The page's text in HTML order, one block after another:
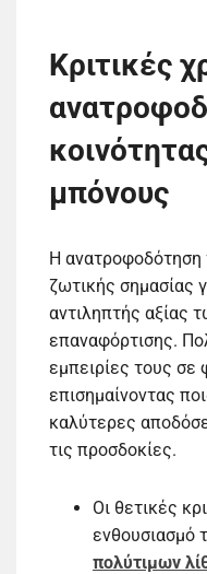
Κριτικές
μπόνους
Η ανατροφοδότηση
ζωτικής σημασίας
αντιληπτής αξίας
επαναφόρτισης.
εμπειρίες τους σε
επισημαίνοντας
καλύτερες
τις προσδοκίες.
Οι θετικές
ενθουσιασμό
πολύτιμων